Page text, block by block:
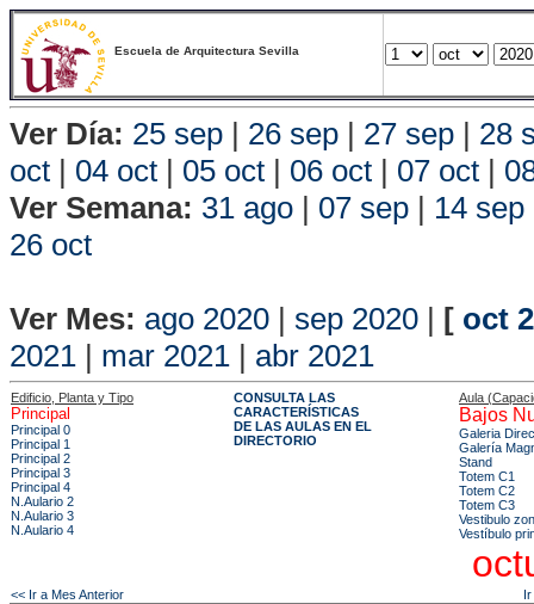
Escuela de Arquitectura Sevilla
Ver Día: 25 sep | 26 sep | 27 sep | 28
oct | 04 oct | 05 oct | 06 oct | 07 oct |
Ver Semana: 31 ago | 07 sep | 14 sep
26 oct
Ver Mes: ago 2020 | sep 2020 | [ oct
2021 | mar 2021 | abr 2021
Edificio, Planta y Tipo
Principal
Principal 0
Principal 1
Principal 2
Principal 3
Principal 4
N.Aulario 2
N.Aulario 3
N.Aulario 4
CONSULTA LAS
CARACTERÍSTICAS
DE LAS AULAS EN EL
DIRECTORIO
Aula
Bajos
Galeria
Galería
Stand
Totem C1
Totem C2
Totem C3
Vestibulo
Vestíbulo
<< Ir a Mes Anterior